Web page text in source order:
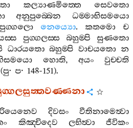
කල්‍යාණමිත‍්තෙ
සෙවතො
අනුපුබ‍්බෙන
ධම‍්මාභිසමයො
පුග‍්ගලො නෙය්‍යො. කතමො
ච
පුග‍්ගලස‍්ස බහුම‍්පි
සුණතො
ධාරයතො බහුම‍්පි වාචයතො න
හොති, අයං
වුච‍්චති
(පු· ප· 148-151).
දිවසං
වීතිනාමෙත්‍වා
කිඤ‍්චිදෙව ලභිත්‍වා
ජීවිකං